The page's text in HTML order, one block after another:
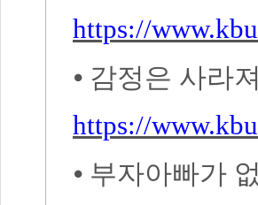
https://
⦁ 감정은 사라
https://
⦁ 부자아빠가